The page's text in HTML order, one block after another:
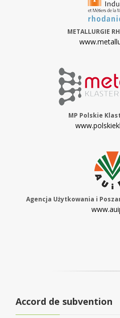
METALLURGIE
MP Polskie
Agencja Użytkowania i
Accord de subvention